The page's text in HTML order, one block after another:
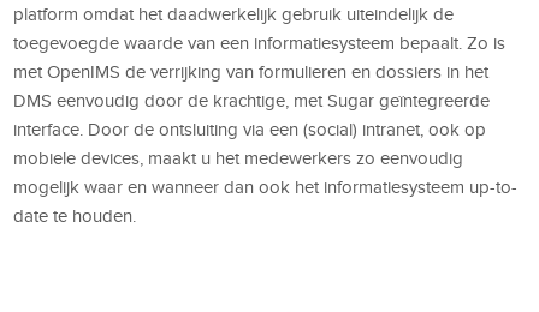
platform omdat het daadwerkelijk gebruik uiteindelijk de
toegevoegde waarde van een informatiesysteem bepaalt. Zo is
met OpenIMS de verrijking van formulieren en dossiers in het
DMS eenvoudig door de krachtige, met Sugar geïntegreerde
interface. Door de ontsluiting via een (social) intranet, ook op
mobiele devices, maakt u het medewerkers zo eenvoudig
mogelijk waar en wanneer dan ook het informatiesysteem up-to-
date te houden.